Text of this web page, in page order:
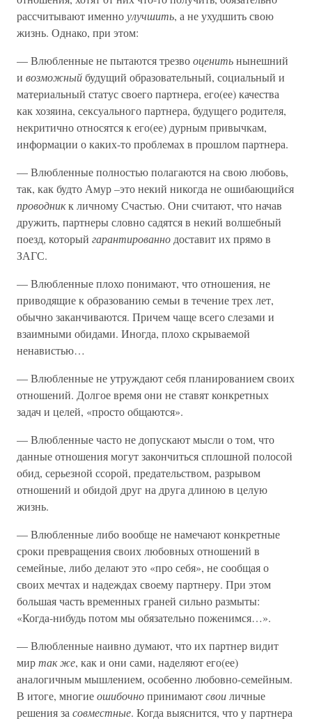
рассчитывают именноулучшить, а не ухудшить свою
жизнь. Однако, при этом:
— Влюбленные не пытаются трезвооценитьнынешний
и возможныйбудущий образовательный, социальный и
материальный статус своего партнера, его(ее) качества
как хозяина, сексуального партнера, будущего родителя,
некритично относятся к его(ее) дурным привычкам,
информации о каких-то проблемах в прошлом партнера.
— Влюбленные полностью полагаются на свою любовь,
так, как будто Амур–это некий никогда не ошибающийся
проводникк личному Счастью. Они считают, что начав
дружить, партнеры словно садятся в некий волшебный
поезд, который гарантированно доставит их прямо в
ЗАГС.
— Влюбленные плохо понимают, что отношения, не
приводящие к образованию семьи в течение трех лет,
обычно заканчиваются. Причем чаще всего слезами и
взаимными обидами. Иногда, плохо скрываемой
ненавистью…
— Влюбленные не утруждают себя планированием своих
отношений. Долгое время они не ставят конкретных
задач и целей, «просто общаются».
— Влюбленные часто не допускают мысли о том, что
данные отношения могут закончиться сплошной полосой
обид, серьезной ссорой, предательством, разрывом
отношений и обидой друг на друга длиною в целую
жизнь.
— Влюбленные либо вообще не намечают конкретные
сроки превращения своих любовных отношений в
семейные, либо делают это «про себя», не сообщая о
своих мечтах и надеждах своему партнеру. При этом
большая часть временных граней сильно размыты:
«Когда-нибудь потом мы обязательно поженимся…».
— Влюбленные наивно думают, что их партнер видит
миртак же, как и они сами, наделяют его(ее)
аналогичным мышлением, особенно любовно-семейным.
В итоге, многиеошибочнопринимаютсвоиличные
решения за совместные. Когда выяснится, что у партнера